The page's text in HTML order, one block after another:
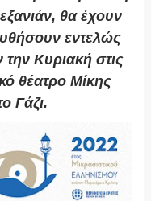
θα έχουν
εντελώς
Κυριακή στις
θέατρο Μίκης
Γάζι.